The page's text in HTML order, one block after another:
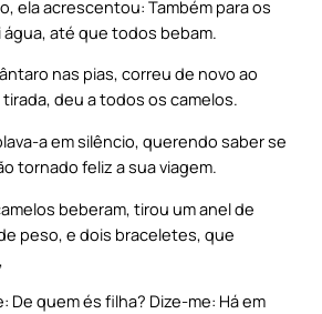
ela acrescentou: Também para os
até que todos bebam.
nas pias, correu de novo ao
deu a todos os camelos.
a em silêncio, querendo saber se
tornado feliz a sua viagem.
beberam, tirou um anel de
peso, e dois braceletes, que
quem és filha? Dize-me: Há em